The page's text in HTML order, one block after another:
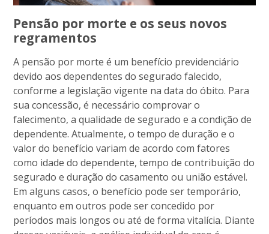
Pensão por morte e os seus novos
regramentos
A pensão por morte é um benefício previdenciário
devido aos dependentes do segurado falecido,
conforme a legislação vigente na data do óbito. Para
sua concessão, é necessário comprovar o
falecimento, a qualidade de segurado e a condição de
dependente. Atualmente, o tempo de duração e o
valor do benefício variam de acordo com fatores
como idade do dependente, tempo de contribuição do
segurado e duração do casamento ou união estável.
Em alguns casos, o benefício pode ser temporário,
enquanto em outros pode ser concedido por
períodos mais longos ou até de forma vitalícia. Diante